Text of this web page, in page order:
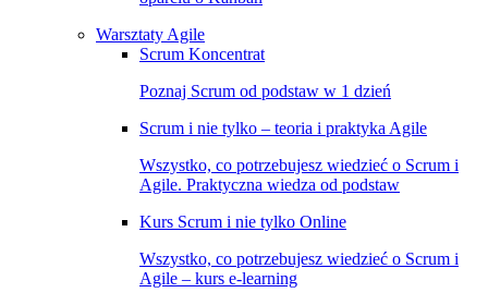
Warsztaty Agile
Scrum Koncentrat
Poznaj Scrum od podstaw w 1 dzień
Scrum i nie tylko – teoria i praktyka Agile
Wszystko, co potrzebujesz wiedzieć o Scrum i
Agile. Praktyczna wiedza od podstaw
Kurs Scrum i nie tylko Online
Wszystko, co potrzebujesz wiedzieć o Scrum i
Agile – kurs e-learning